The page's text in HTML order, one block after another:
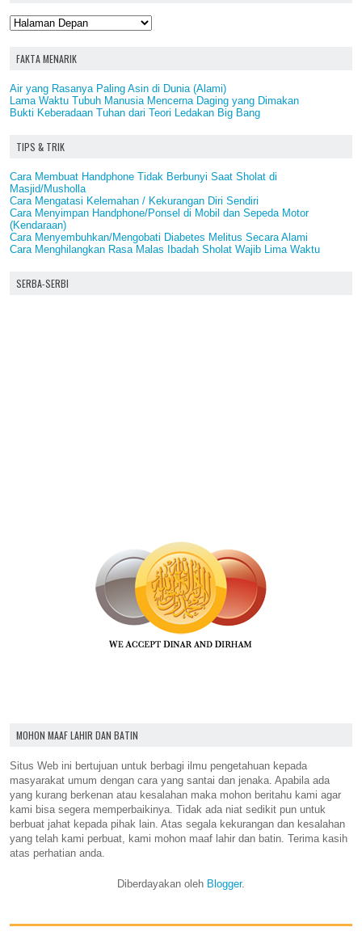
FAKTA MENARIK
Air yang Rasanya Paling Asin di Dunia (Alami)
Lama Waktu Tubuh Manusia Mencerna Daging yang Dimakan
Bukti Keberadaan Tuhan dari Teori Ledakan Big Bang
TIPS & TRIK
Cara Membuat Handphone Tidak Berbunyi Saat Sholat di
Masjid/Musholla
Cara Mengatasi Kelemahan / Kekurangan Diri Sendiri
Cara Menyimpan Handphone/Ponsel di Mobil dan Sepeda Motor
(Kendaraan)
Cara Menyembuhkan/Mengobati Diabetes Melitus Secara Alami
Cara Menghilangkan Rasa Malas Ibadah Sholat Wajib Lima Waktu
SERBA-SERBI
MOHON MAAF LAHIR DAN BATIN
Situs Web ini bertujuan untuk berbagi ilmu pengetahuan kepada
masyarakat umum dengan cara yang santai dan jenaka. Apabila ada
yang kurang berkenan atau kesalahan maka mohon beritahu kami agar
kami bisa segera memperbaikinya. Tidak ada niat sedikit pun untuk
berbuat jahat kepada pihak lain. Atas segala kekurangan dan kesalahan
yang telah kami perbuat, kami mohon maaf lahir dan batin. Terima kasih
atas perhatian anda.
Diberdayakan oleh Blogger.